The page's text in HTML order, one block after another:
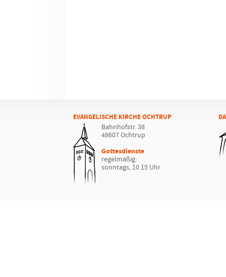
EVANGELISCHE KIRCHE OCHTRUP
Bahnhofstr. 38
48607 Ochtrup
Gottesdienste
regelmäßig:
sonntags, 10.15 Uhr